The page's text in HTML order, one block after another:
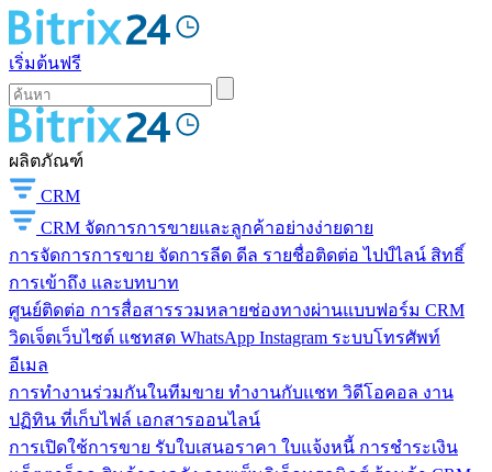
เริ่มต้นฟรี
ผลิตภัณฑ์
CRM
CRM จัดการการขายและลูกค้าอย่างง่ายดาย
การจัดการการขาย จัดการลีด ดีล รายชื่อติดต่อ ไปป์ไลน์ สิทธิ์
การเข้าถึง และบทบาท
ศูนย์ติดต่อ การสื่อสารรวมหลายช่องทางผ่านแบบฟอร์ม CRM
วิดเจ็ตเว็บไซต์ แชทสด WhatsApp Instagram ระบบโทรศัพท์
อีเมล
การทำงานร่วมกันในทีมขาย ทำงานกับแชท วิดีโอคอล งาน
ปฏิทิน ที่เก็บไฟล์ เอกสารออนไลน์
การเปิดใช้การขาย รับใบเสนอราคา ใบแจ้งหนี้ การชำระเงิน